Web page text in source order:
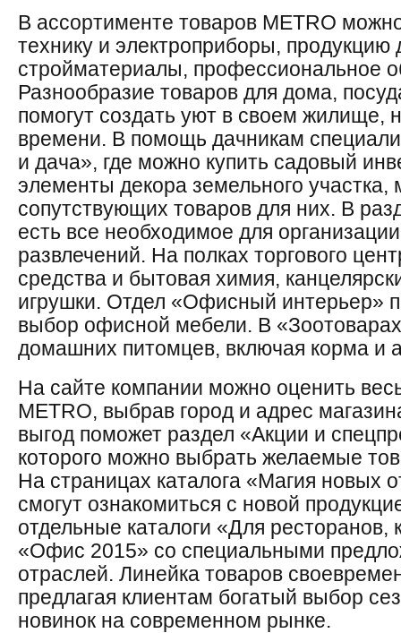
В ассортименте товаров METRO
технику и электроприборы, продукцию
стройматериалы, профессиональное
Разнообразие товаров для дома,
помогут создать уют в своем жилище,
времени. В помощь дачникам
и дача», где можно купить садовый
элементы декора земельного участка,
сопутствующих товаров для них. В
есть все необходимое для
развлечений. На полках торгового
средства и бытовая химия,
игрушки. Отдел «Офисный интерьер»
выбор офисной мебели. В
домашних питомцев, включая корма и
На сайте компании можно оценить
METRO, выбрав город и адрес
выгод поможет раздел «Акции и
которого можно выбрать желаемые
На страницах каталога «Магия новых
смогут ознакомиться с новой
отдельные каталоги «Для
«Офис 2015» со специальными
отраслей. Линейка товаров
предлагая клиентам богатый выбор
новинок на современном рынке.